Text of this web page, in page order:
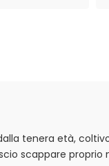
tenera età,
scappare proprio